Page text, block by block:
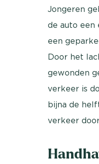
Jongeren
de auto een
een
Door het
gewonden
verkeer is
bijna de
verkeer